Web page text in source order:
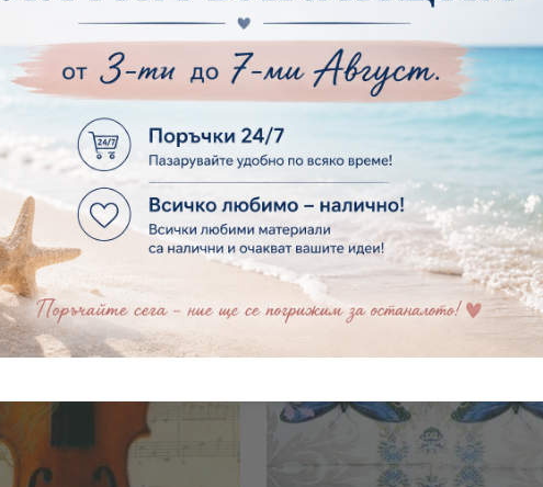
Flower Beat 1333258
€0.20
0.39лв.
Салфетка LA FLORA 1332840
€0.20
0.39лв.